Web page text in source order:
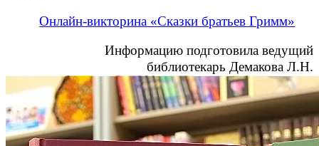
Онлайн-викторина «Сказки братьев Гримм»
Информацию подготовила ведущий
библиотекарь Демакова Л.Н.